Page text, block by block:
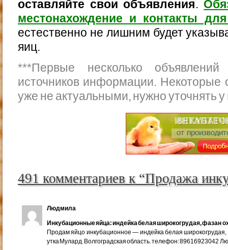
оставляйте свои объявления.
местонахождение и контакты
естественно не лишним будет
яиц.
***Первые несколько
источников информации. Некоторые
уже не актуальными, нужно уточнять
491 комментариев к “Продажа
Людмила
Инкубационные яйца: индейка белая широкогрудая, фазан
Продам яйцо инкубационное — индейка белая
утка Мулард. Волгоградская область. телефон: 89616923042